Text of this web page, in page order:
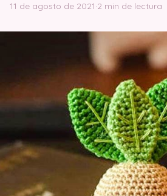
11 de agosto de 2021·2 min de lectura